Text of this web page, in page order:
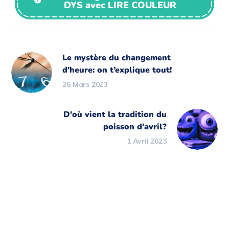
DYS avec LIRE COULEUR
Le mystère du changement
d'heure: on t’explique tout!
26 Mars 2023
D'où vient la tradition du
poisson d'avril?
1 Avril 2023